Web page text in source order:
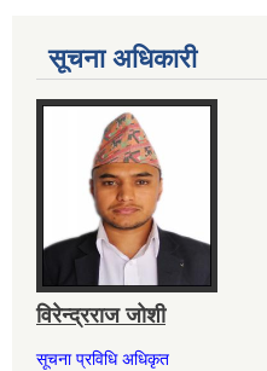
सूचना अधिकारी
विरेन्द्रराज जोशी
सूचना प्रविधि अधिकृत